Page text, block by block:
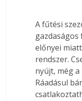
A fűtési
előnyei
rendszer.
nyújt, még
Ráadásul